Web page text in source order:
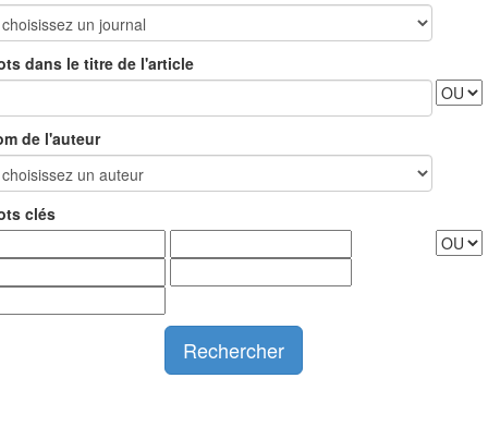
dans le titre de l'article
de l'auteur
clés
Rechercher